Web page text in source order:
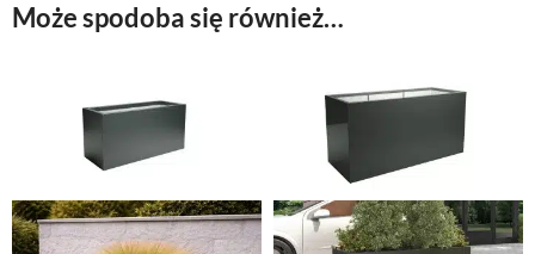
Może spodoba się również…